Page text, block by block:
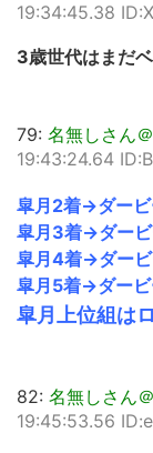
19:34:45.38
3歳世代はまだ
79: 名無しさん
19:43:24.64
皐月2着→ダー
皐月3着→ダー
皐月4着→ダー
皐月5着→ダー
皐月上位組は
82: 名無しさん
19:45:53.56